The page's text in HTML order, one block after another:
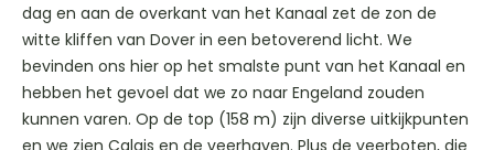
dag en aan de overkant van het Kanaal zet de zon de
witte kliffen van Dover in een betoverend licht. We
bevinden ons hier op het smalste punt van het Kanaal en
hebben het gevoel dat we zo naar Engeland zouden
kunnen varen. Op de top (158 m) zijn diverse uitkijkpunten
en we zien Calais en de veerhaven. Plus de veerboten, die